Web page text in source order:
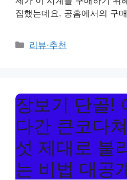
집했는데요. 공홈에서의 구
Categories
리뷰·추천
장보기 단골!
다간 큰코다
섯 제대로 불
는 비법 대공